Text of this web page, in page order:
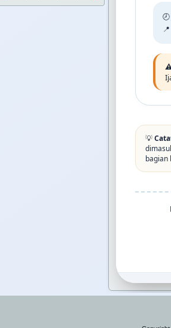
🕗
📍
💡
bagian